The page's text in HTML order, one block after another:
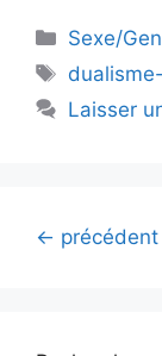
Sexe/
Étiquettes
Laisser
← précédent